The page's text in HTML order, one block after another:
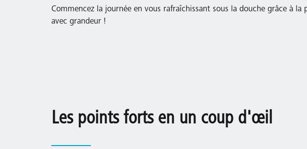
Commencez la journée en vous rafraîchissant sous la douche grâce à
avec grandeur !
Les points forts en un coup d'œil